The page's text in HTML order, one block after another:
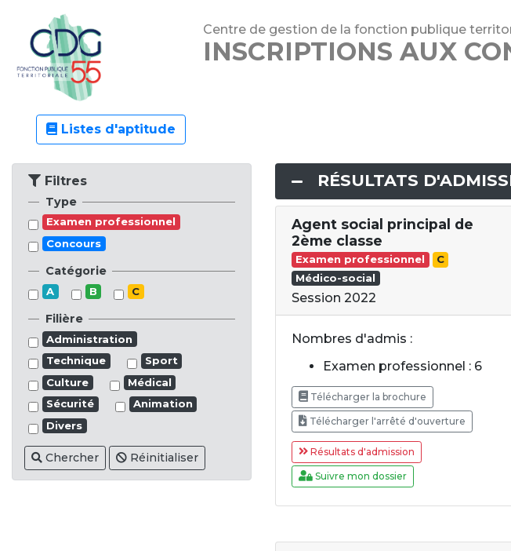
Centre de gestion de la fonction publique
INSCRIPTIONS AUX
Listes d'aptitude
Filtres
Type
Examen professionnel
Concours
Catégorie
A B C
Filière
Administration
Technique
Sport
Culture
Médical
Sécurité
Animation
Divers
Chercher Réinitialiser
RÉSULTATS
Agent social principal de
2ème classe
Examen professionnel
C
Médico-social
Session 2022
Nombres d'admis :
Examen professionnel : 6
Télécharger la brochure
Télécharger l'arrêté d'ouverture
Résultats d'admission
Suivre mon dossier